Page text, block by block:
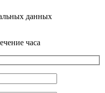
данных
часа